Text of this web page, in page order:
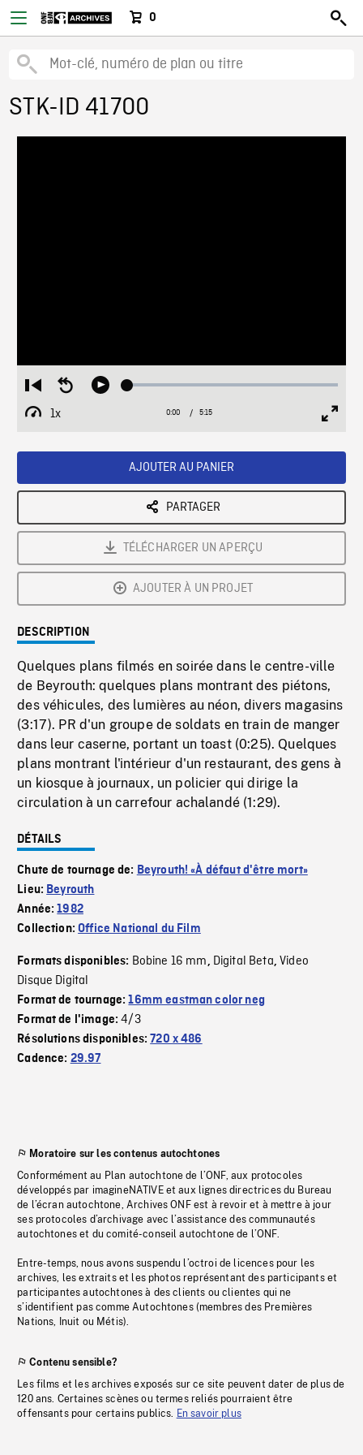
0
STK-ID 41700
Restart
from
beginning
Seek
Play Loaded:
1x
Playback
Current
0:00 / Duration
5:15
AJOUTER AU PANIER
PARTAGER
TÉLÉCHARGER UN APERÇU
AJOUTER À UN PROJET
DESCRIPTION
Quelques plans filmés en soirée dans le centre-ville
de Beyrouth: quelques plans montrant des piétons,
des véhicules, des lumières au néon, divers magasins
(3:17). PR d'un groupe de soldats en train de manger
dans leur caserne, portant un toast (0:25). Quelques
plans montrant l'intérieur d'un restaurant, des gens à
un kiosque à journaux, un policier qui dirige la
circulation à un carrefour achalandé (1:29).
DÉTAILS
Chute de tournage de: Beyrouth! «À défaut d'être mort»
Lieu: Beyrouth
Année:1982
Collection:Office National du Film
Formats disponibles: Bobine 16 mm, Digital Beta,Video
Disque Digital
Format de tournage:16mm eastman color neg
Format de l'image:4/3
Résolutions disponibles:720 x 486
Cadence: 29.97
Moratoire sur les contenus autochtones
Conformément au Plan autochtone de l’ONF, aux protocoles
développés par imagineNATIVE et aux lignes directrices du Bureau
de l’écran autochtone, Archives ONF est à revoir et à mettre à jour
ses protocoles d’archivage avec l’assistance des communautés
autochtones et du comité-conseil autochtone de l’ONF.
Entre-temps, nous avons suspendu l’octroi de licences pour les
archives, les extraits et les photos représentant des participants et
participantes autochtones à des clients ou clientes qui ne
s’identifient pas comme Autochtones (membres des Premières
Nations, Inuit ou Métis).
Contenu sensible?
Les films et les archives exposés sur ce site peuvent dater de plus de
120 ans. Certaines scènes ou termes reliés pourraient être
offensants pour certains publics. En savoir plus